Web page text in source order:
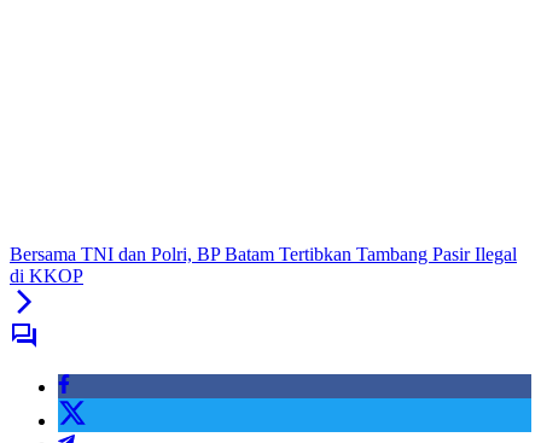
Bersama TNI dan Polri, BP Batam Tertibkan Tambang Pasir Ilegal
di KKOP